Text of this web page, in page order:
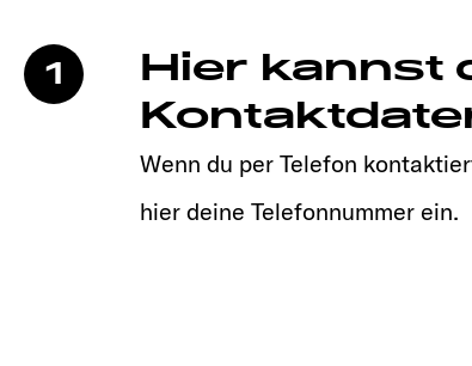
1
Hier kannst
Wenn du per Telefon
hier deine Telefonnummer ein.